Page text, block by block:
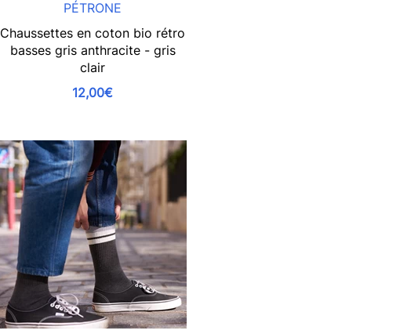
PÉTRONE
Chaussettes en coton bio rétro
basses gris anthracite - gris
clair
12,00€